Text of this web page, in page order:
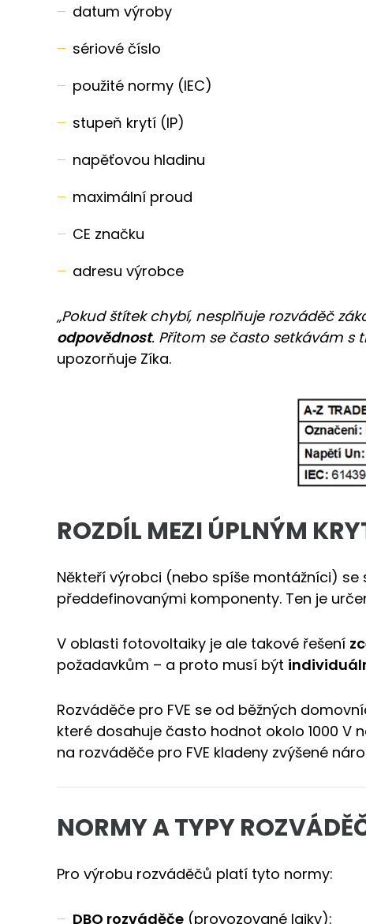
datum výroby
sériové číslo
použité normy (IEC)
stupeň krytí (IP)
napěťovou hladinu
maximální proud
CE značku
adresu výrobce
„Pokud štítek chybí, nesplňuje rozváděč
odpovědnost. Přitom se často setkávám s
upozorňuje Zíka.
ROZDÍL MEZI ÚPLNÝM
Někteří výrobci (nebo spíše montážníci)
předdefinovanými komponenty. Ten je
V oblasti fotovoltaiky je ale takové řešení
požadavkům – a proto musí být
Rozváděče pro FVE se od běžných
které dosahuje často hodnot okolo 1000 V
na rozváděče pro FVE kladeny zvýšené
NORMY A TYPY
Pro výrobu rozváděčů platí tyto normy:
DBO rozváděče (provozované laiky):